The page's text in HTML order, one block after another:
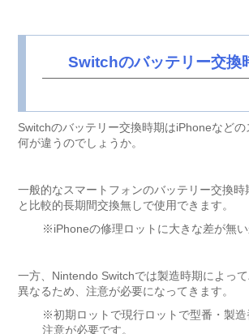
Switchのバッテリー交換
Switchのバッテリー交換時期はiPhoneなどの
何が違うのでしょうか。
一般的なスマートフォンのバッテリー交換
と比較的長期間交換無しで使用できます。
※iPhoneの修理ロットに大きな差が無い
一方、Nintendo Switchでは製造時期によっ
異なるため、注意が必要になってきます。
※初期ロットで現行ロットで型番・製
注意が必要です。